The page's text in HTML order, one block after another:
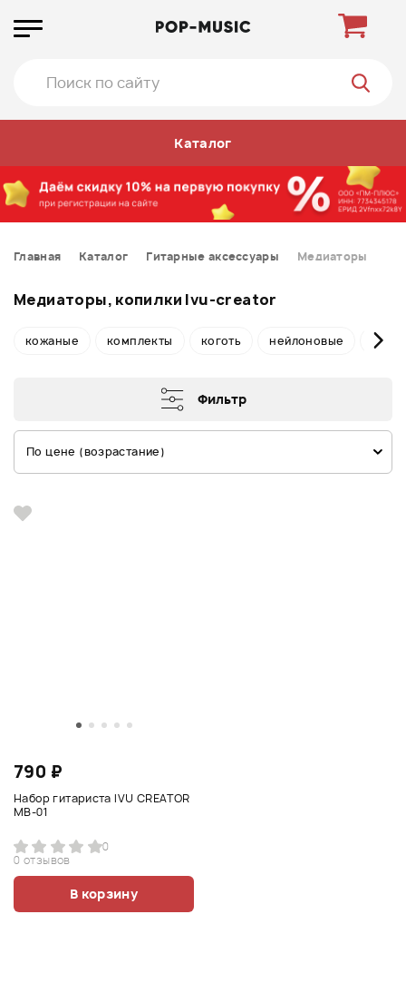
Каталог
Главная Каталог Гитарные аксессуары Медиаторы
Медиаторы, копилки Ivu-creator
кожаные комплекты коготь нейлоновые
Фильтр
По цене (возрастание)
790 ₽
Набор гитариста IVU CREATOR
MB-01
0
0 отзывов
В корзину